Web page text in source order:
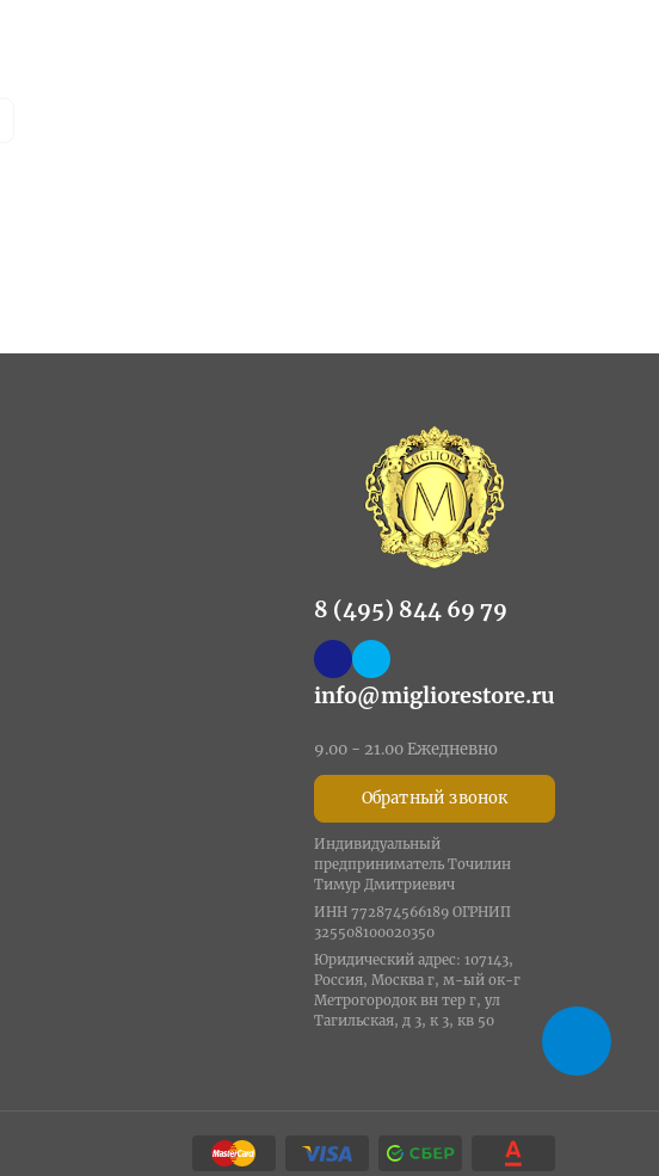
8 (495) 844 69 79
info@migliorestore.ru
9.00 - 21.00 Ежедневно
Обратный звонок
Индивидуальный
предприниматель Точилин
Тимур Дмитриевич
ИНН 772874566189 ОГРНИП
325508100020350
Юридический адрес: 107143,
Россия, Москва г, м-ый ок-г
Метрогородок вн тер г, ул
Тагильская, д 3, к 3, кв 50